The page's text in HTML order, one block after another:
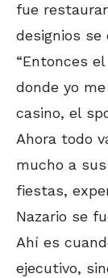
fue
designios se
“Entonces
donde yo
casino, el
Ahora todo
mucho a
fiestas,
Nazario se
Ahí es
ejecutivo,